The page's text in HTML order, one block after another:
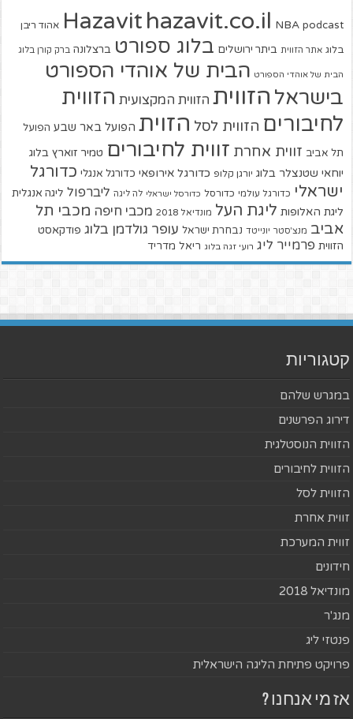
Hazavit hazavit.co.il NBA podcast אהוד ריבן
בלוג אתר הזווית ביתר ירושלים בלוג ספורט ברצלונה ברק קורן בלוג
הבית של אוהדי הספורט הבית של אוהדי הספורט
בישראל הזווית הזווית המקצועית הזווית
לחיבורים הזווית לסל הזוית הפועל באר שבע הפועל
תל אביב זווית אחרת זווית לחיבורים טמיר זוארץ בלוג
יוחאי שטנצלר בלוג יורגן קלופ כדורגל אירופאי כדורגל אנגלי כדורגל
ישראלי כדורגל עולמי כדורסל כדורסל ישראלי לה ליגה ליברפול ליגה אנגלית
ליגת האלופות ליגת העל מונדיאל 2018 מכבי חיפה מכבי תל
אביב מנצ'סטר יונייטד נבחרת ישראל עופר גולדמן בלוג פודקאסט
הזווית פרמייר ליג רועי זגה בלוג ריאל מדריד
קטגוריות
במגרש שלהם
דירוג הפרשנים
הזווית הנוסטלגית
הזווית לחיבורים
הזווית לסל
זווית אחרת
זווית המערכת
חידונים
מונדיאל 2018
מנג'ר
פנטזי ליג
פרויקט פתיחת הליגה הישראלית
אז מי אנחנו ?